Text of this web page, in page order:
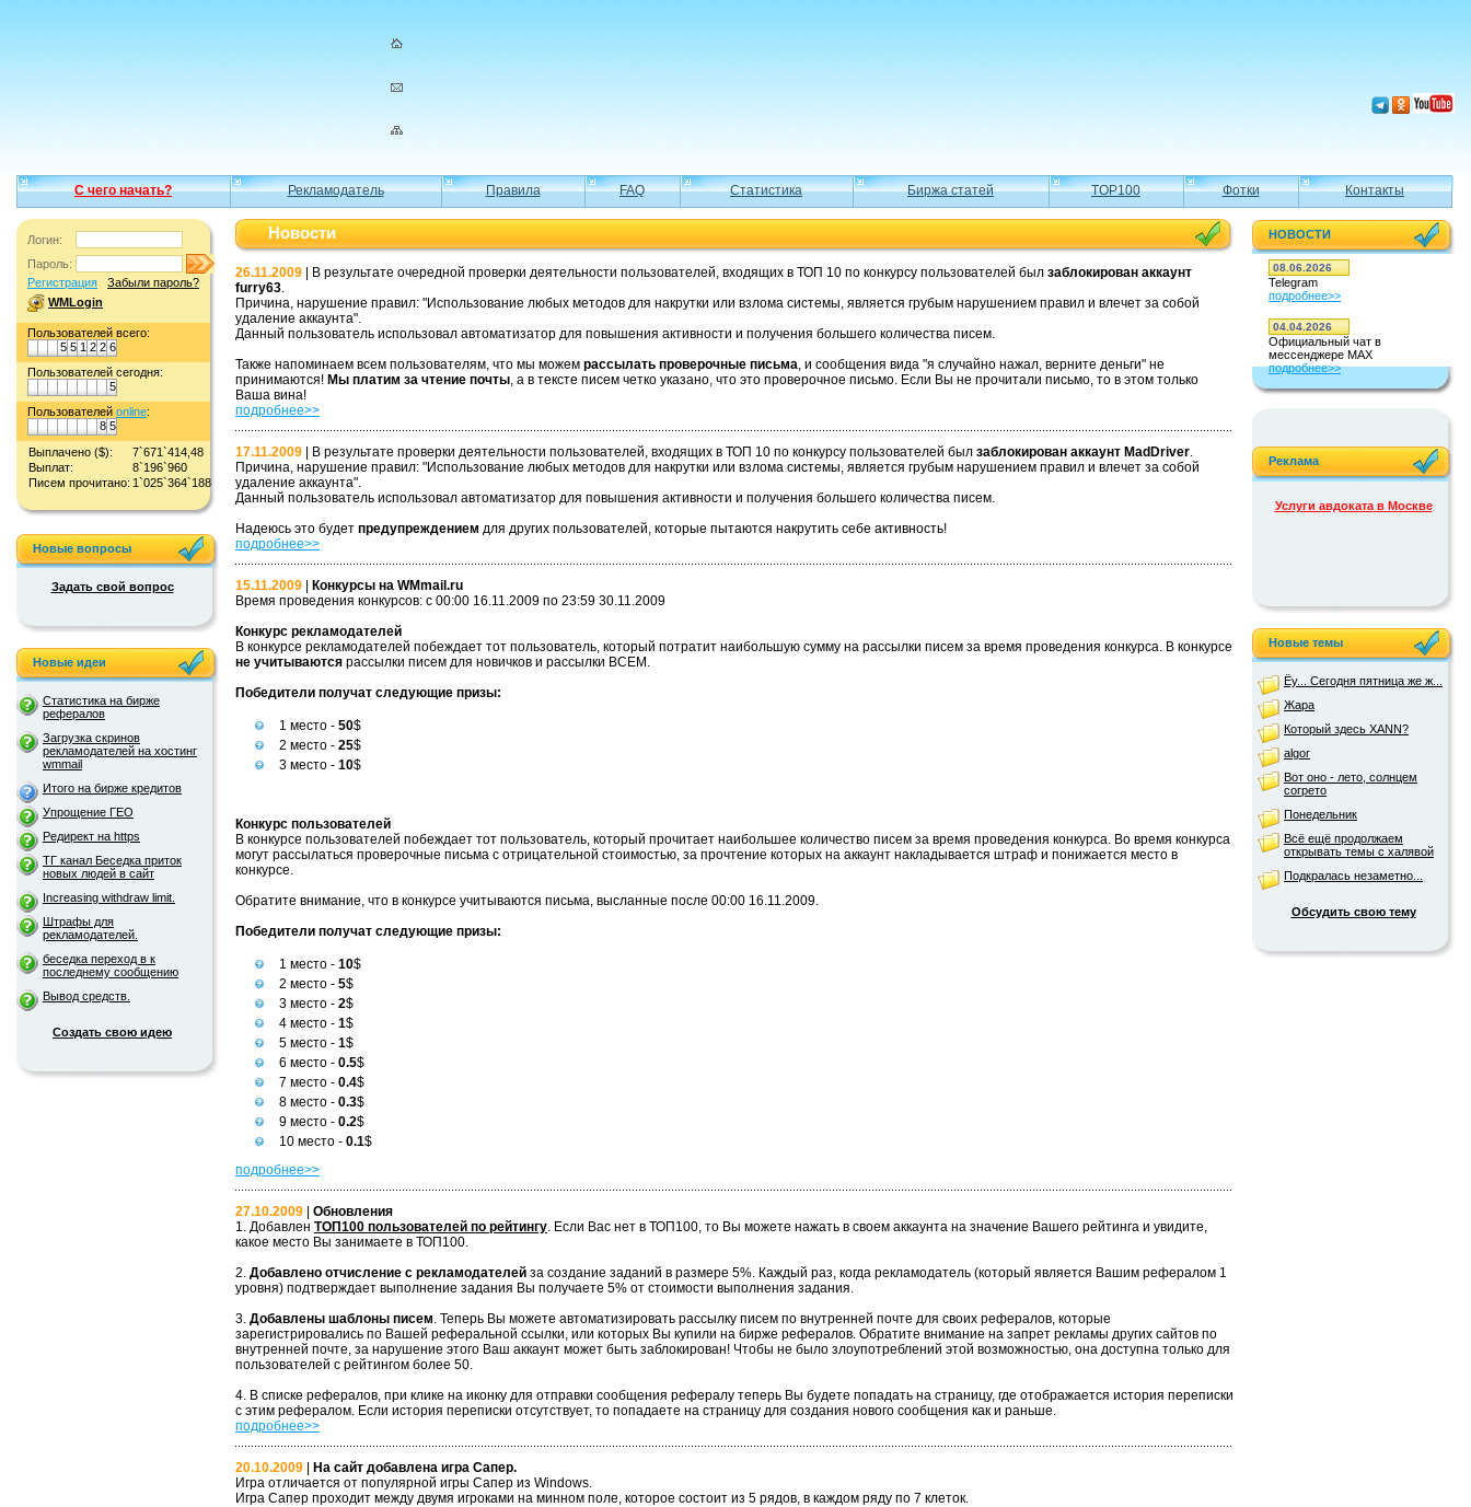
С чего начать? Рекламодатель Правила FAQ Статистика Биржа статей TOP100 Фотки Контакты
Логин:
Пароль:
Регистрация
Забыли пароль?
WMLogin
Пользователей всего:
5 5 1 2 2 6
Пользователей сегодня:
5
Пользователей online:
8 5
Выплачено ($):
7`671`414,48
Выплат:
8`196`960
Писем прочитано: 1`025`364`188
Новые вопросы
Задать свой вопрос
Новые идеи
Статистика на бирже
рефералов
Загрузка скринов
рекламодателей на хостинг
wmmail
Итого на бирже кредитов
Упрощение ГЕО
Редирект на https
ТГ канал Беседка приток
новых людей в сайт
Increasing withdraw limit.
Штрафы для
рекламодателей.
беседка переход в к
последнему сообщению
Вывод средств.
Создать свою идею
Новости
26.11.2009 | В результате очередной проверки деятельности пользователей, входящих в ТОП 10 по конкурсу пользователей был заблокирован аккаунт
furry63.
Причина, нарушение правил: "Использование любых методов для накрутки или взлома системы, является грубым нарушением правил и влечет за собой
удаление аккаунта".
Данный пользователь использовал автоматизатор для повышения активности и получения большего количества писем.
Также напоминаем всем пользователям, что мы можем рассылать проверочные письма, и сообщения вида "я случайно нажал, верните деньги" не
принимаются! Мы платим за чтение почты, а в тексте писем четко указано, что это проверочное письмо. Если Вы не прочитали письмо, то в этом только
Ваша вина!
подробнее>>
17.11.2009 | В результате проверки деятельности пользователей, входящих в ТОП 10 по конкурсу пользователей был заблокирован аккаунт MadDriver.
Причина, нарушение правил: "Использование любых методов для накрутки или взлома системы, является грубым нарушением правил и влечет за собой
удаление аккаунта".
Данный пользователь использовал автоматизатор для повышения активности и получения большего количества писем.
Надеюсь это будет предупреждением для других пользователей, которые пытаются накрутить себе активность!
подробнее>>
15.11.2009
Конкурсы на WMmail.ru
Время проведения конкурсов: с 00:00 16.11.2009 по 23:59 30.11.2009
Конкурс рекламодателей
В конкурсе рекламодателей побеждает тот пользователь, который потратит наибольшую сумму на рассылки писем за время проведения конкурса. В конкурсе
не учитываются рассылки писем для новичков и рассылки ВСЕМ.
Победители получат следующие призы:
1 место - 50$
2 место - 25$
3 место - 10$
Конкурс пользователей
В конкурсе пользователей побеждает тот пользователь, который прочитает наибольшее количество писем за время проведения конкурса. Во время конкурса
могут рассылаться проверочные письма с отрицательной стоимостью, за прочтение которых на аккаунт накладывается штраф и понижается место в
конкурсе.
Обратите внимание, что в конкурсе учитываются письма, высланные после 00:00 16.11.2009.
Победители получат следующие призы:
1 место - 10$
2 место - 5$
3 место - 2$
4 место - 1$
5 место - 1$
6 место - 0.5$
7 место - 0.4$
8 место - 0.3$
9 место - 0.2$
10 место - 0.1$
подробнее>>
27.10.2009
Обновления
1. Добавлен ТОП100 пользователей по рейтингу. Если Вас нет в ТОП100, то Вы можете нажать в своем аккаунта на значение Вашего рейтинга и увидите,
какое место Вы занимаете в ТОП100.
2. Добавлено отчисление с рекламодателей за создание заданий в размере 5%. Каждый раз, когда рекламодатель (который является Вашим рефералом 1
уровня) подтверждает выполнение задания Вы получаете 5% от стоимости выполнения задания.
3. Добавлены шаблоны писем. Теперь Вы можете автоматизировать рассылку писем по внутренней почте для своих рефералов, которые
зарегистрировались по Вашей реферальной ссылки, или которых Вы купили на бирже рефералов. Обратите внимание на запрет рекламы других сайтов по
внутренней почте, за нарушение этого Ваш аккаунт может быть заблокирован! Чтобы не было злоупотреблений этой возможностью, она доступна только для
пользователей с рейтингом более 50.
4. В списке рефералов, при клике на иконку для отправки сообщения рефералу теперь Вы будете попадать на страницу, где отображается история переписки
с этим рефералом. Если история переписки отсутствует, то попадаете на страницу для создания нового сообщения как и раньше.
подробнее>>
20.10.2009
На сайт добавлена игра Сапер.
Игра отличается от популярной игры Сапер из Windows.
Игра Сапер проходит между двумя игроками на минном поле, которое состоит из 5 рядов, в каждом ряду по 7 клеток.
НОВОСТИ
08.06.2026
Telegram
подробнее>>
04.04.2026
Официальный чат в
мессенджере MAX
подробнее>>
Реклама
Услуги авдоката в Москве
Новые темы
Ёу... Сегодня пятница же ж...
Жара
Который здесь XANN?
algor
Вот оно - лето, солнцем
согрето
Понедельник
Всё ещё продолжаем
открывать темы с халявой
Подкралась незаметно...
Обсудить свою тему